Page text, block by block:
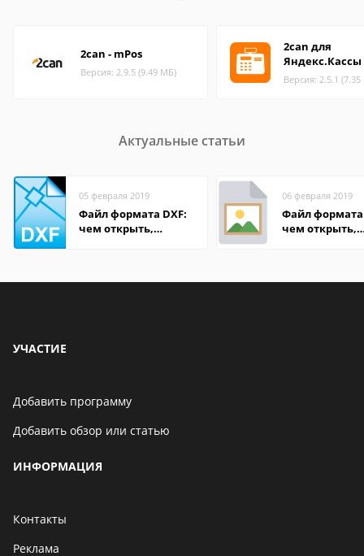
2can - mPos
Версия: 2.9.5 (9.49 МБ)
2can для
Яндекс.Кассы
Версия: 2.5.1
Актуальные статьи
05 февраля 2019
Файл формата DXF:
чем открыть,
06 февраля 2019
Файл формата
чем открыть,
УЧАСТИЕ
Добавить программу
Добавить обзор или статью
ИНФОРМАЦИЯ
Контакты
Реклама